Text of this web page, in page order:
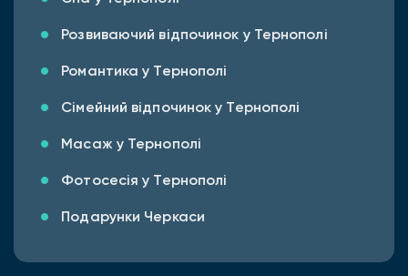
Розвиваючий відпочинок у Тернополі
Романтика у Тернополі
Сімейний відпочинок у Тернополі
Масаж у Тернополі
Фотосесія у Тернополі
Подарунки Черкаси